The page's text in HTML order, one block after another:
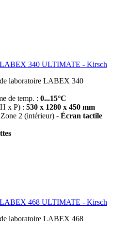
LABEX 340 ULTIMATE - Kirsch
laboratoire LABEX 340
de temp. : 0...15°C
x P) : 530 x 1280 x 450 mm
2 (intérieur) - Écran tactile
LABEX 468 ULTIMATE - Kirsch
laboratoire LABEX 468